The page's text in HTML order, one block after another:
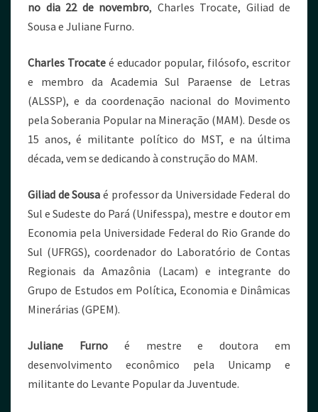
no dia 22 de novembro, Charles Trocate, Giliad de
Sousa e Juliane Furno.
Charles Trocate é educador popular, filósofo, escritor
e membro da Academia Sul Paraense de Letras
(ALSSP), e da coordenação nacional do Movimento
pela Soberania Popular na Mineração (MAM). Desde os
15 anos, é militante político do MST, e na última
década, vem se dedicando à construção do MAM.
Giliad de Sousa é professor da Universidade Federal do
Sul e Sudeste do Pará (Unifesspa), mestre e doutor em
Economia pela Universidade Federal do Rio Grande do
Sul (UFRGS), coordenador do Laboratório de Contas
Regionais da Amazônia (Lacam) e integrante do
Grupo de Estudos em Política, Economia e Dinâmicas
Minerárias (GPEM).
Juliane Furnoé mestre e doutora em
desenvolvimento econômico pela Unicamp e
militante do Levante Popular da Juventude.